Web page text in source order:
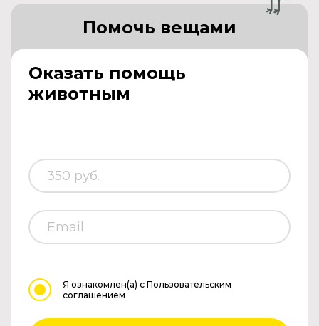
Оказать помощь
животным
Помочь вещами
Я ознакомлен(а) с Пользовательским
соглашением